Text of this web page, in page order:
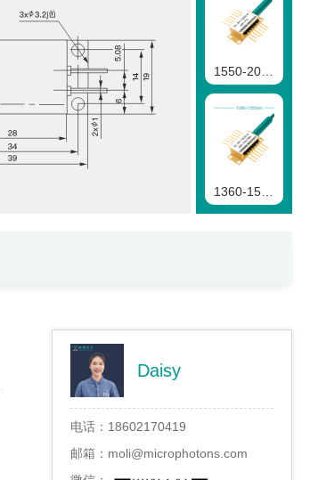
Daisy
电话： 18602170419
邮箱： moli@microphotons.com